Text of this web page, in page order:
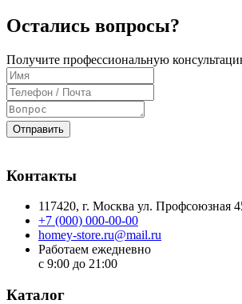
Остались вопросы?
Получите профессиональную
Отправить
Контакты
117420, г. Москва ул. Профсоюзная
+7 (000) 000-00-00
homey-store.ru@mail.ru
Работаем ежедневно
с 9:00 до 21:00
Каталог